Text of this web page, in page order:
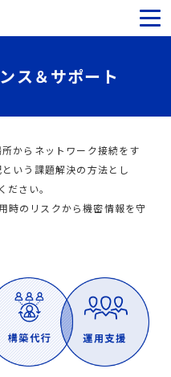
＆サポート
ト
ート
ス＆サポート
からネットワーク接続をす
いう課題解決の方法とし
さい。
時のリスクから機密情報を守